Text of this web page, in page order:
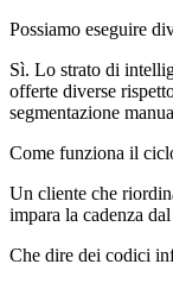
Possiamo eseguire
Sì. Lo strato di
offerte diverse
segmentazione
Come funziona il
Un cliente che
impara la cadenza
Che dire dei codici